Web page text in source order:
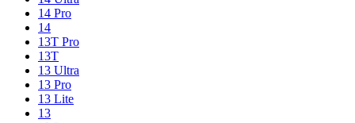
14 Pro
14
13T Pro
13T
13 Ultra
13 Pro
13 Lite
13